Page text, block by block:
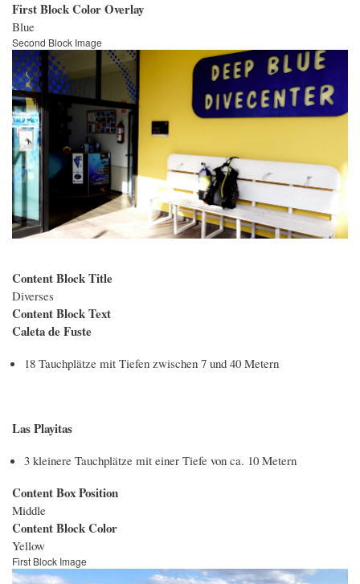
First Block Color Overlay
Blue
Second Block Image
Bild
Content Block Title
Diverses
Content Block Text
Caleta de Fuste
18 Tauchplätze mit Tiefen zwischen 7 und 40 Metern
Las Playitas
3 kleinere Tauchplätze mit einer Tiefe von ca. 10 Metern
Content Box Position
Middle
Content Block Color
Yellow
First Block Image
Bild